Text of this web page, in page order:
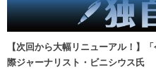
【次回から大幅リニューアル！】
際ジャーナリスト・ビニシウス氏